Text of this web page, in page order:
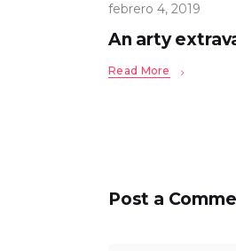
febrero 4, 2019
An arty
Read More
Post a